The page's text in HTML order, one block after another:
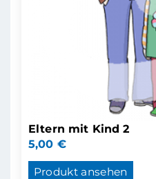
Eltern mit Kind 2
5,00 €
Produkt ansehen